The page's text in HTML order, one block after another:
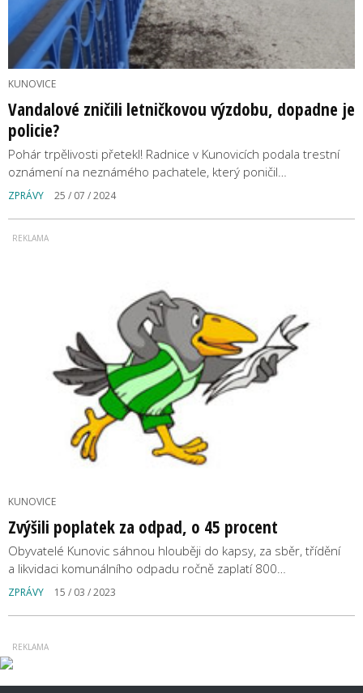
KUNOVICE
Vandalové zničili letničkovou výzdobu, dopadne je
policie?
Pohár trpělivosti přetekl! Radnice v Kunovicích podala trestní
oznámení na neznámého pachatele, který poničil…
ZPRÁVY 25 / 07 / 2024
KUNOVICE
Zvýšili poplatek za odpad, o 45 procent
Obyvatelé Kunovic sáhnou hlouběji do kapsy, za sběr, třídění
a likvidaci komunálního odpadu ročně zaplatí 800…
ZPRÁVY 15 / 03 / 2023